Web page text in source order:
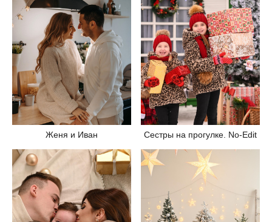
Женя и Иван Сестры на прогулке. No-Edit